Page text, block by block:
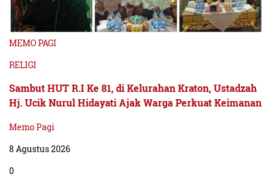
MEMO PAGI
RELIGI
Sambut HUT R.I Ke 81, di Kelurahan Kraton, Ustadzah
Hj. Ucik Nurul Hidayati Ajak Warga Perkuat Keimanan
Memo Pagi
8 Agustus 2026
0